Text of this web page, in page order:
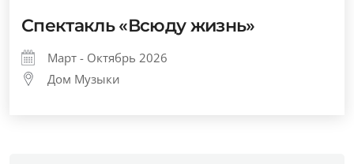
Спектакль «Всюду жизнь»
Март - Октябрь 2026
Дом Музыки